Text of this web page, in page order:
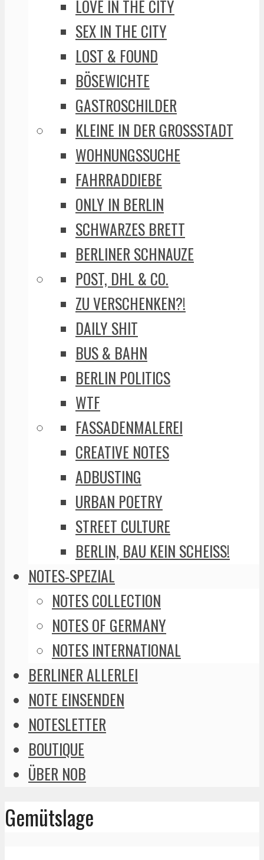
LOVE IN THE CITY
SEX IN THE CITY
LOST & FOUND
BÖSEWICHTE
GASTROSCHILDER
KLEINE IN DER GROSSSTADT
WOHNUNGSSUCHE
FAHRRADDIEBE
ONLY IN BERLIN
SCHWARZES BRETT
BERLINER SCHNAUZE
POST, DHL & CO.
ZU VERSCHENKEN?!
DAILY SHIT
BUS & BAHN
BERLIN POLITICS
WTF
FASSADENMALEREI
CREATIVE NOTES
ADBUSTING
URBAN POETRY
STREET CULTURE
BERLIN, BAU KEIN SCHEISS!
NOTES-SPEZIAL
NOTES COLLECTION
NOTES OF GERMANY
NOTES INTERNATIONAL
BERLINER ALLERLEI
NOTE EINSENDEN
NOTESLETTER
BOUTIQUE
ÜBER NOB
Gemütslage